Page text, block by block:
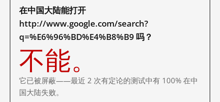
在中国大陆能打开
http://www.google.com/search?
q=%E6%96%BD%E4%B8%B9 吗？
不能。
它已被屏蔽——最近 2 次有定论的测试中有 100% 在中
国大陆失败。